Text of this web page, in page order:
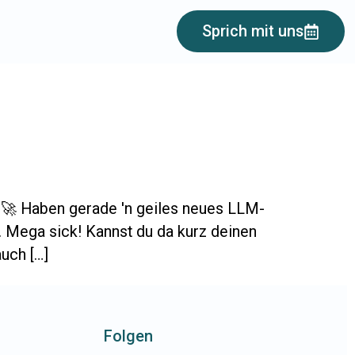
Sprich mit uns
Haben ge­rade 'n geiles neues LLM-
sick! Kannst du da kurz deinen
[…]
Folgen